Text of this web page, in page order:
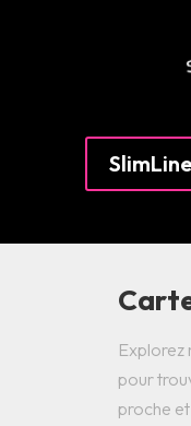
Explorez
pour
proche